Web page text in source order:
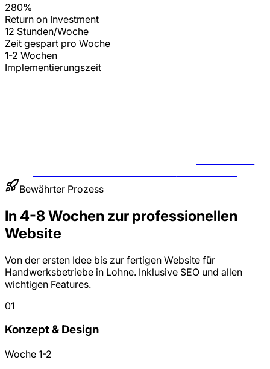
280%
Return on Investment
12 Stunden/Woche
Zeit gespart pro Woche
1-2 Wochen
Implementierungszeit
Bewährter Prozess
In 4-8 Wochen zur professionellen
Website
Von der ersten Idee bis zur fertigen Website für
Handwerksbetriebe in Lohne. Inklusive SEO und allen
wichtigen Features.
01
Konzept & Design
Woche 1-2